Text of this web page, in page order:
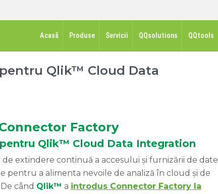
Acasă Produse Servicii QQsolutions QQtools
Qlik™ Cloud Data
Factory
Qlik™ Cloud Data Integration
de extindere continuă a accesului și furnizării de date
pentru a alimenta nevoile de analiză în cloud și de
când Qlik™ a introdus Connector Factory la